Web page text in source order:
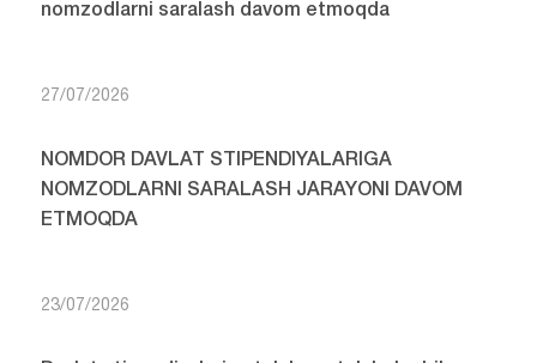
nomzodlarni saralash davom etmoqda
27/07/2026
NOMDOR DAVLAT STIPENDIYALARIGA
NOMZODLARNI SARALASH JARAYONI DAVOM
ETMOQDA
23/07/2026